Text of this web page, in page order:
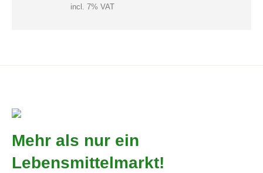
incl. 7% VAT
Mehr als nur ein
Lebensmittelmarkt!